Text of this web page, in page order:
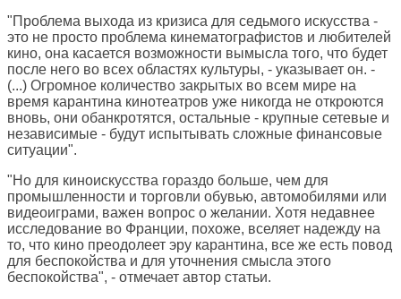
"Проблема выхода из кризиса для седьмого искусства -
это не просто проблема кинематографистов и любителей
кино, она касается возможности вымысла того, что будет
после него во всех областях культуры, - указывает он. -
(...) Огромное количество закрытых во всем мире на
время карантина кинотеатров уже никогда не откроются
вновь, они обанкротятся, остальные - крупные сетевые и
независимые - будут испытывать сложные финансовые
ситуации".
"Но для киноискусства гораздо больше, чем для
промышленности и торговли обувью, автомобилями или
видеоиграми, важен вопрос о желании. Хотя недавнее
исследование во Франции, похоже, вселяет надежду на
то, что кино преодолеет эру карантина, все же есть повод
для беспокойства и для уточнения смысла этого
беспокойства", - отмечает автор статьи.